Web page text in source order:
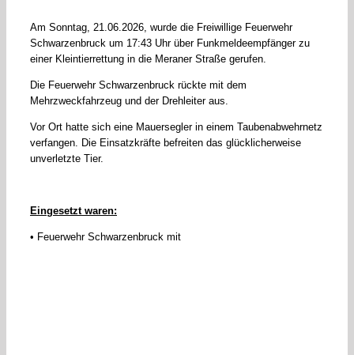
Am Sonntag, 21.06.2026, wurde die Freiwillige Feuerwehr
Schwarzenbruck um 17:43 Uhr über Funkmeldeempfänger zu
einer Kleintierrettung in die Meraner Straße gerufen.
Die Feuerwehr Schwarzenbruck rückte mit dem
Mehrzweckfahrzeug und der Drehleiter aus.
Vor Ort hatte sich eine Mauersegler in einem Taubenabwehrnetz
verfangen. Die Einsatzkräfte befreiten das glücklicherweise
unverletzte Tier.
Eingesetzt waren:
• Feuerwehr Schwarzenbruck mit